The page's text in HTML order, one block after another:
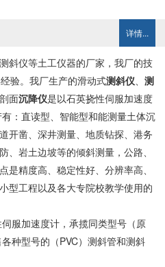
详情...
仪等土工仪器的厂家，我厂的技
验。我厂生产的滑动式测斜仪、 测
面沉降仪是以石英挠性伺服加速度
：直读型、智能型和能测量土体沉
开凿、深井测量、地质钻探、港务
岩土边坡等的倾斜测量，公路、
精度高、稳定性好、分辨率高、
型工程以及各大专院校教学使用的
加速度计，承揽同类型号（原
种型号的（PVC）测斜管和测斜